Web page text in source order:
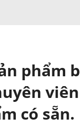
phẩm
có sẵn.